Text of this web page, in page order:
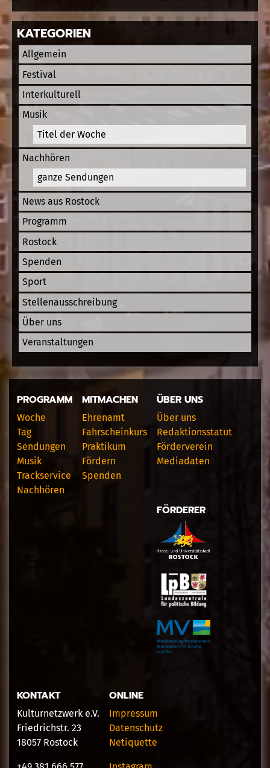
KATEGORIEN
Allgemein
Festival
Interkulturell
Musik
Titel der Woche
Nachhören
ganze Sendungen
News aus Rostock
Programm
Rostock
Spenden
Sport
Stellenausschreibung
Über uns
Veranstaltungen
PROGRAMM
Woche
Tag
Sendungen
Musik
Trackservice
Nachhören
MITMACHEN
Ehrenamt
Fahrscheinkurs
Praktikum
Fördern
Spenden
ÜBER UNS
Über uns
Redaktionsstatut
Förderverein
Mediadaten
FÖRDERER
KONTAKT
Kulturnetzwerk e.V.
Friedrichstr. 23
18057 Rostock
ONLINE
Impressum
Datenschutz
Netiquette